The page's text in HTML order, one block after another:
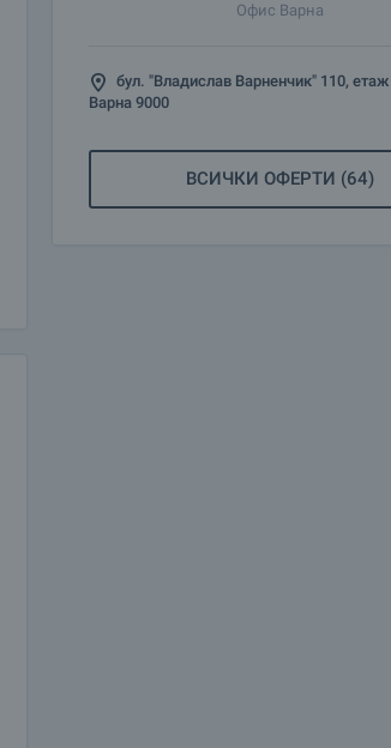
Офис Варна
бул. "Владислав Варненчик" 110,
Варна 9000
ВСИЧКИ ОФЕРТИ (64)